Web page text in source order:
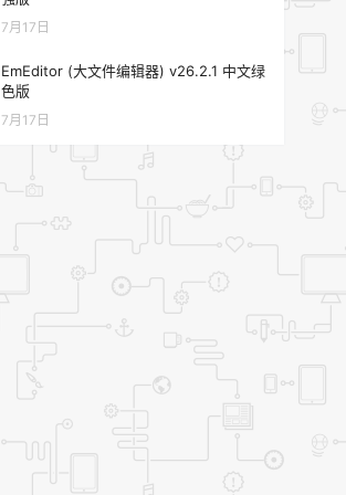
7月17日
EmEditor (大文件编辑器) v26.2.1 中文绿
色版
7月17日